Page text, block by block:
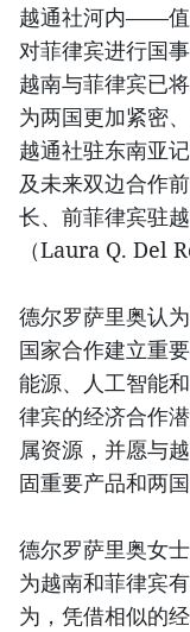
越通社河内——值
对菲律宾进行国
越南与菲律宾已
为两国更加紧密
越通社驻东南亚
及未来双边合作
长、前菲律宾驻
（Laura Q. Del
德尔罗萨里奥认
国家合作建立重
能源、人工智能
律宾的经济合作
属资源，并愿与
固重要产品和两
德尔罗萨里奥女
为越南和菲律宾
为，凭借相似的